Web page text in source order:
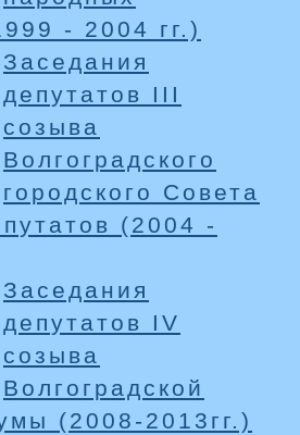
- 2004 гг.)
Заседания
депутатов III
созыва
Волгоградского
городского Совета
(2004 -
Заседания
депутатов IV
созыва
Волгоградской
(2008-2013гг.)